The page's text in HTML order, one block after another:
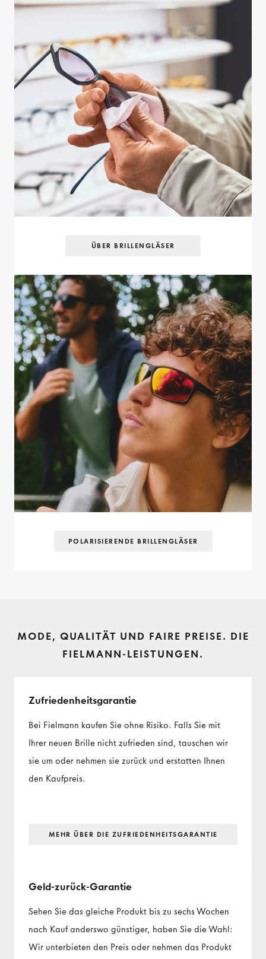
ÜBER BRILLENGLÄSER
POLARISIERENDE BRILLENGLÄSER
MODE, QUALITÄT UND FAIRE PREISE. DIE
FIELMANN-LEISTUNGEN.
Zufriedenheits­garantie
Bei Fielmann kaufen Sie ohne Risiko. Falls Sie mit
Ihrer neuen Brille nicht zufrieden sind, tauschen wir
sie um oder nehmen sie zurück und erstatten Ihnen
den Kaufpreis.
MEHR ÜBER DIE ZUFRIEDENHEITS­GARANTIE
Geld-zurück-Garantie
Sehen Sie das gleiche Produkt bis zu sechs Wochen
nach Kauf anderswo günstiger, haben Sie die Wahl:
Wir unterbieten den Preis oder nehmen das Produkt